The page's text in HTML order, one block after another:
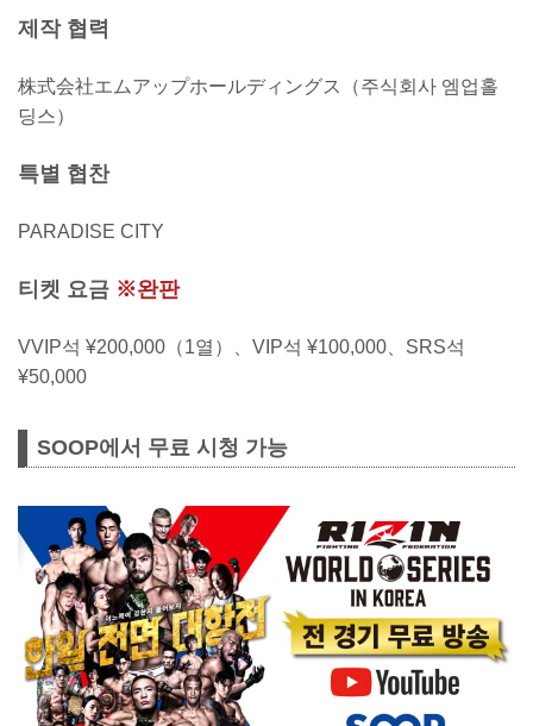
제작 협력
株式会社エムアップホールディングス（주식회사 엠업홀
딩스）
특별 협찬
PARADISE CITY
티켓 요금 ※완판
VVIP석 ¥200,000（1열）、VIP석 ¥100,000、SRS석
¥50,000
SOOP에서 무료 시청 가능